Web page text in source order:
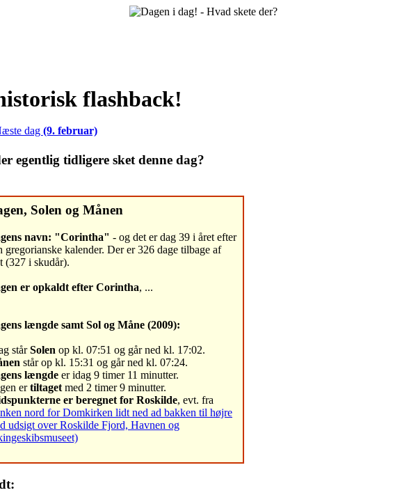
flashback!
dag (9. februar)
tidligere sket denne dag?
Solen og Månen
navn: "Corintha" - og det er dag 39 i året efter
gregorianske kalender. Der er 326 dage tilbage af
(327 i skudår).
er opkaldt efter Corintha, ...
længde samt Sol og Måne (2009):
stårSolen op kl. 07:51 og går ned kl. 17:02.
står op kl. 15:31 og går ned kl. 07:24.
længde er idag 9 timer 11 minutter.
ertiltaget med 2 timer 9 minutter.
er beregnet for Roskilde, evt. fra
nord for Domkirken lidt ned ad bakken til højre
udsigt over Roskilde Fjord, Havnen og